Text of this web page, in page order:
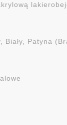
Biały, Patyna